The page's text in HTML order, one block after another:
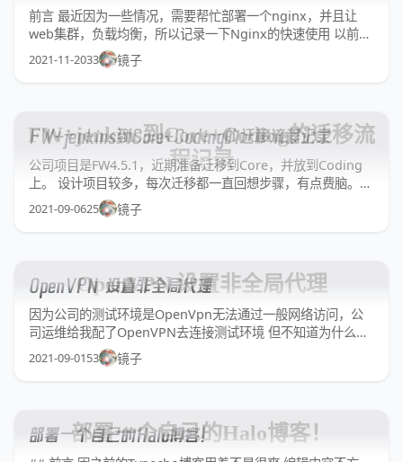
前言 最近因为一些情况，需要帮忙部署一个nginx，并且让
web集群，负载均衡，所以记录一下Nginx的快速使用 以前的
部署如果是C#,就是直接部署到IIS上 在多站点的情况下,必然会
出现他们之间的端口被占用,或需要单独一个项目作网关转发,
2021-11-2033 镜子
FW+jenkins到Core+Coding的迁移流
程记录
FW+jenkins到Core+Coding的迁移流程记录
公司项目是FW4.5.1，近期准备迁移到Core，并放到Coding
上。 设计项目较多，每次迁移都一直回想步骤，有点费脑。
所以还是写篇文章，记录下流程 一方面是给别人看，另一方面
是以防自己忘记，后续的迁移，也能无脑对着文章操作就行。
2021-09-0625 镜子
OpenVPN 设置非全局代理
OpenVPN 设置非全局代理
因为公司的测试环境是OpenVpn无法通过一般网络访问，公
司运维给我配了OpenVPN去连接测试环境 但不知道为什么，
ov一直使用全局的方式，把所有流量都代理了 导致部分网站给
vps打开会非常非常慢，甚至打不开 让我每次查资料和测试服
2021-09-0153 镜子
部署一个自己的Halo博客！
部署一个自己的Halo博客！